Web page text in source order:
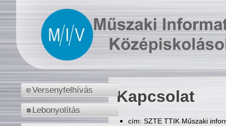
Versenyfelhívás
Lebonyolítás
Kapcsolat
cím: SZTE TTIK Műszaki